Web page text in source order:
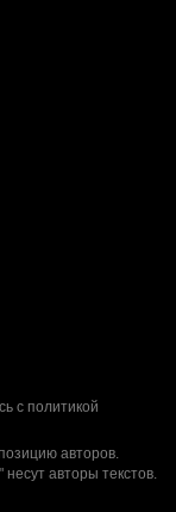
с политикой
авторов.
авторы текстов.